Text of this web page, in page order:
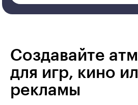
Создавайте
для игр, кино
рекламы